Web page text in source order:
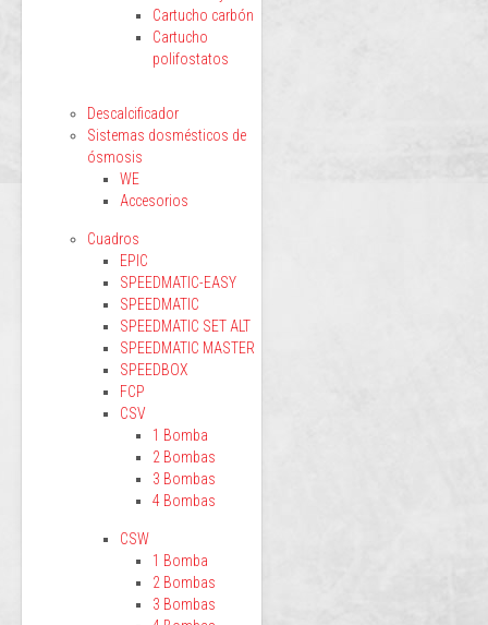
Cartucho carbón
Cartucho
polifostatos
Descalcificador
Sistemas dosmésticos de
ósmosis
WE
Accesorios
Cuadros
EPIC
SPEEDMATIC-EASY
SPEEDMATIC
SPEEDMATIC SET ALT
SPEEDMATIC MASTER
SPEEDBOX
FCP
CSV
1 Bomba
2 Bombas
3 Bombas
4 Bombas
CSW
1 Bomba
2 Bombas
3 Bombas